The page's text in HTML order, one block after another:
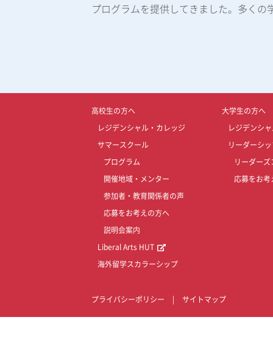
プログラムを提供してきました。多く
高校生の方へ
レジデンシャル・カレッジ
サマースクール
プログラム
開催地域・メンター
参加者・教育関係者の声
応募をお考えの方へ
説明会案内
Liberal Arts HUT
海外留学スカラーシップ
大学生の方へ
レジデンシ
リーダーシ
リーダーズ
応募をお考
プライバシーポリシー サイトマップ